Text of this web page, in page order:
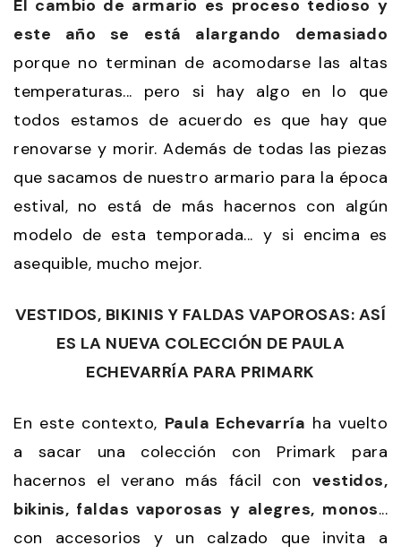
El cambio de armario es proceso tedioso y
este año se está alargando demasiado
porque no terminan de acomodarse las altas
temperaturas... pero si hay algo en lo que
todos estamos de acuerdo es que hay que
renovarse y morir. Además de todas las piezas
que sacamos de nuestro armario para la época
estival, no está de más hacernos con algún
modelo de esta temporada... y si encima es
asequible, mucho mejor.
VESTIDOS, BIKINIS Y FALDAS VAPOROSAS: ASÍ
ES LA NUEVA COLECCIÓN DE PAULA
ECHEVARRÍA PARA PRIMARK
En este contexto, Paula Echevarría ha vuelto
a sacar una colección con Primark para
hacernos el verano más fácil con vestidos,
bikinis, faldas vaporosas y alegres, monos...
con accesorios y un calzado que invita a